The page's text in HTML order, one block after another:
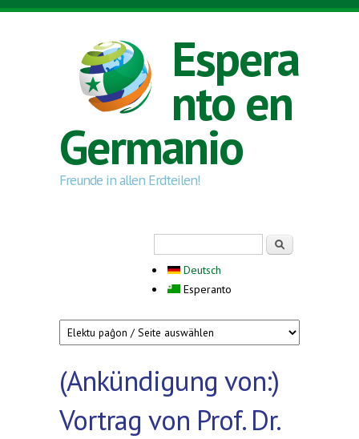
Skip to main content
Espera
nto en
Germanio
Freunde in allen Erdteilen!
Deutsch
Esperanto
(Ankündigung von:)
Vortrag von Prof. Dr.